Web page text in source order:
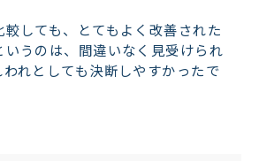
しても、とてもよく改善された
うのは、間違いなく見受けられ
われとしても決断しやすかったで